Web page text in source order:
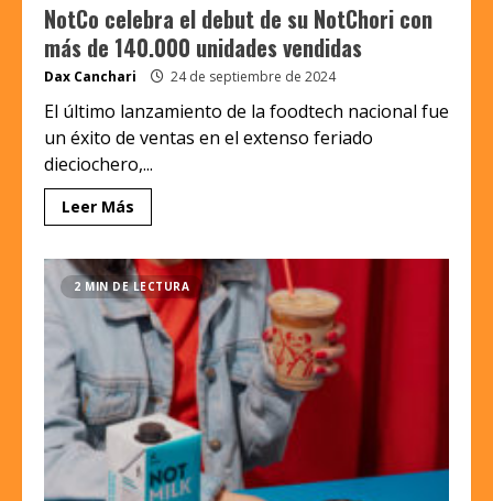
NotCo celebra el debut de su NotChori con
más de 140.000 unidades vendidas
Dax Canchari 24 de septiembre de 2024
El último lanzamiento de la foodtech nacional fue
un éxito de ventas en el extenso feriado
dieciochero,...
Leer Más
2 MIN DE LECTURA